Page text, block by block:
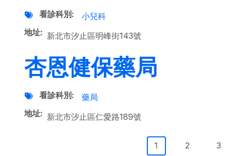
看診科別
小兒科
地址
新北市汐止區明峰街143號
杏恩健保藥局
看診科別
藥局
地址
新北市汐止區仁愛路189號
目前頁面
1 Page
2 3